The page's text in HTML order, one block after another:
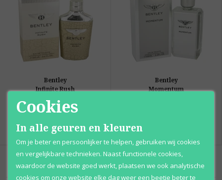
Bentley
Infinite Rush
€ 48,
95
Bentley
Momentum
Cookies
In alle geuren en kleuren
Om je beter en persoonlijker te helpen, gebruiken wij cookies
en vergelijkbare technieken. Naast functionele cookies,
waardoor de website goed werkt, plaatsen we ook analytische
cookies om onze website elke dag weer een beetje beter te